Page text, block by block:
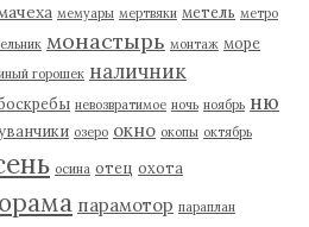
мемуары мертвяки метель метро
монастырь монтаж море
горошек наличник
невозвратимое ночь ноябрь ню
озеро окно окопы октябрь
осина отец охота
парамотор параплан